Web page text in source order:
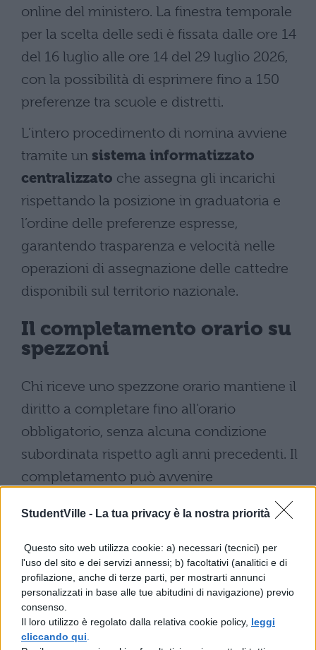
StudentVille - La tua privacy è la nostra priorità
Questo sito web utilizza cookie: a) necessari (tecnici) per
l'uso del sito e dei servizi annessi; b) facoltativi (analitici e di
profilazione, anche di terze parti, per mostrarti annunci
personalizzati in base alle tue abitudini di navigazione) previo
consenso.
Il loro utilizzo è regolato dalla relativa cookie policy, leggi
cliccando qui
online del ministero. La finestra temporale
per la scelta delle sedi è fissata dalle ore 14
del 16 luglio alle ore 14 del 29 luglio 2026,
con la possibilità di esprimere fino a 150
preferenze tra scuole e distretti.
L’intero procedimento di nomina avviene
tramite un sistema informatizzato
centralizzato che assegna gli incarichi
rispettando la posizione in graduatoria e
l’ordine delle preferenze espresse,
garantendo trasparenza e velocità nelle
operazioni di assegnazione delle cattedre
disponibili sul territorio nazionale.
Il completamento orario su
spezzoni
Chi riceve uno spezzone orario mantiene il
diritto a completare fino all’orario
obbligatorio, senza alcuna condizione
subordinata rispetto agli anni precedenti. Il
completamento può avvenire
inserimento, attraverso ulteriori spezzoni
disponibili.
La novitàelimina vincoli che in passato
limitavano questa possibilità, rendendo
più agevole per i docenti raggiungere
l’orario pieno. La procedura resta gestita in